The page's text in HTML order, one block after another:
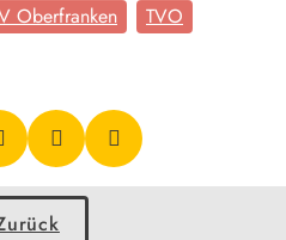
Oberfranken
TVO